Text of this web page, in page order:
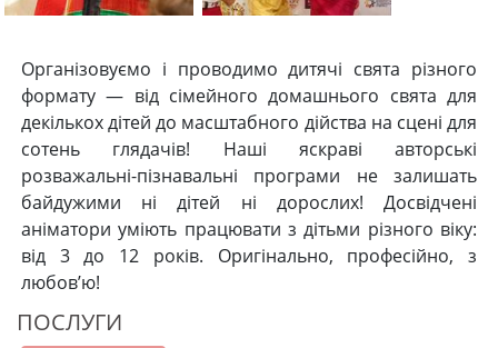
Організовуємо і проводимо дитячі свята різного
формату — від сімейного домашнього свята для
декількох дітей до масштабного дійства на сцені для
сотень глядачів! Наші яскраві авторські
розважальні-пізнавальні програми не залишать
байдужими ні дітей ні дорослих! Досвідчені
аніматори уміють працювати з дітьми різного віку:
від 3 до 12 років. Оригінально, професійно, з
любов’ю!
ПОСЛУГИ